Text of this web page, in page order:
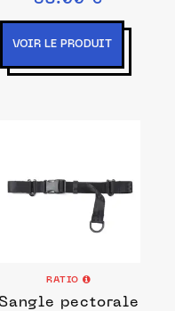
VOIR LE PRODUIT
RATIO
pectorale